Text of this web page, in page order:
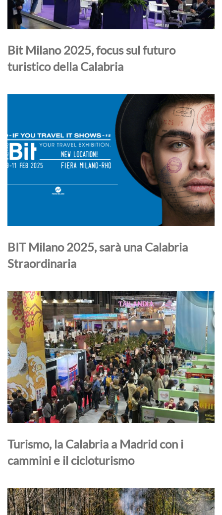
Bit Milano 2025, focus sul futuro
turistico della Calabria
BIT Milano 2025, sarà una Calabria
Straordinaria
Turismo, la Calabria a Madrid con i
cammini e il cicloturismo